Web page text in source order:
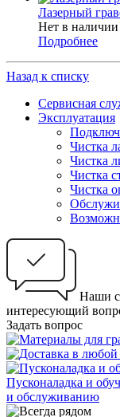
Лазерный
Нет в наличии
Подробнее
Назад к списку
Сервисная
Эксплуатация
Чистка
Чистка
Чистка
Чистка
Наши
интересующий
Задать вопрос
Пусконаладка и
и обслуживанию